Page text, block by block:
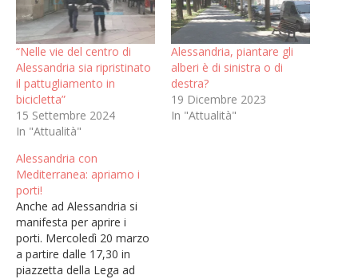
“Nelle vie del centro di
Alessandria sia ripristinato
il pattugliamento in
bicicletta”
15 Settembre 2024
In "Attualità"
Alessandria, piantare gli
alberi è di sinistra o di
destra?
19 Dicembre 2023
In "Attualità"
Alessandria con
Mediterranea: apriamo i
porti!
Anche ad Alessandria si
manifesta per aprire i
porti. Mercoledì 20 marzo
a partire dalle 17,30 in
piazzetta della Lega ad